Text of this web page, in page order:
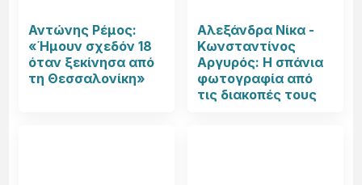
Αντώνης Ρέμος:
«Ήμουν σχεδόν 18
όταν ξεκίνησα από
τη Θεσσαλονίκη»
Αλεξάνδρα Νίκα -
Κωνσταντίνος
Αργυρός: Η σπάνια
φωτογραφία από
τις διακοπές τους